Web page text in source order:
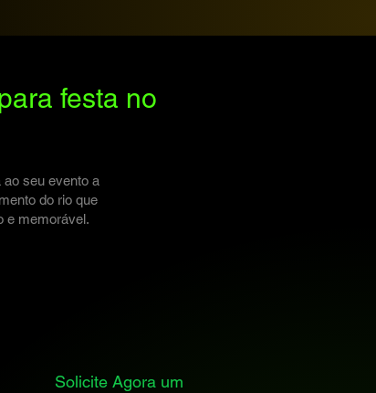
festa no
seu evento a
do rio que
e memorável.
Solicite Agora um